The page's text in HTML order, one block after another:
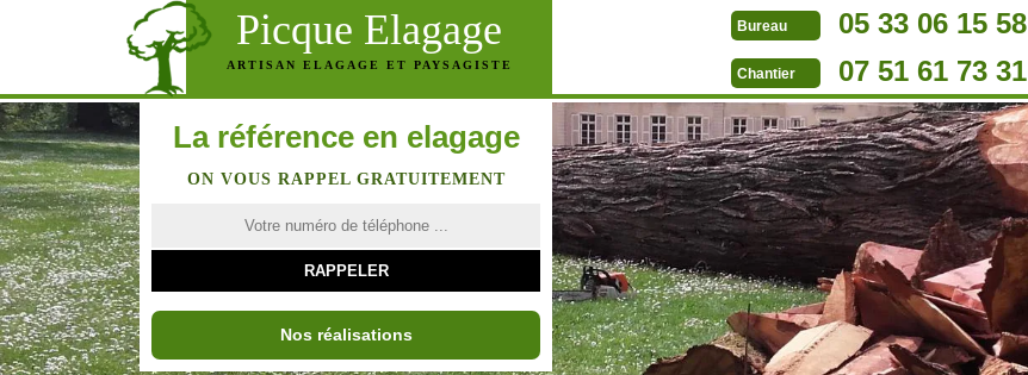
Picque Elagage
ARTISAN ELAGAGE ET PAYSAGISTE
Bureau 05 33 06 15 58
Chantier 07 51 61 73 31
La référence en elagage
ON VOUS RAPPEL GRATUITEMENT
Nos réalisations